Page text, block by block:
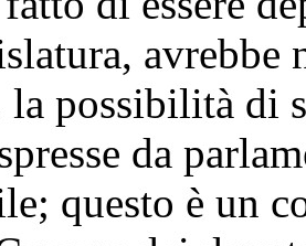
avrebbe
possibilità di
da
questo è un